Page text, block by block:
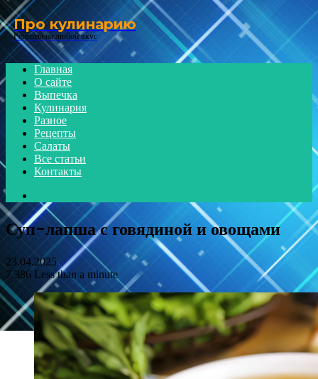
Menu
Про кулинарию
Рецепты на любой вкус
Главная
О сайте
Выпечка
Кулинария
Разное
Рецепты
Салаты
Все статьи
Контакты
for
Суп-лапша с говядиной и овощами
23.04.2025
7 386 Less than a minute